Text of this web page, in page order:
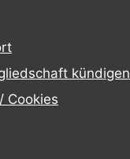
kündigen
Cookies